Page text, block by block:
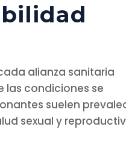
alianza sanitaria
las condiciones se
suelen
sexual y